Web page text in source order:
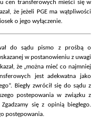
cen transferowych mieści się w
że jeżeli PGE ma wątpliwości
o jego wyłączenie.
do sądu pismo z prośbą o
w postanowieniu z uwagi
że „można mieć co najmniej
jest adekwatna jako
Biegły zwrócił się do sądu z
postepowania w związku z
się z opinią biegłego.
postępowania.